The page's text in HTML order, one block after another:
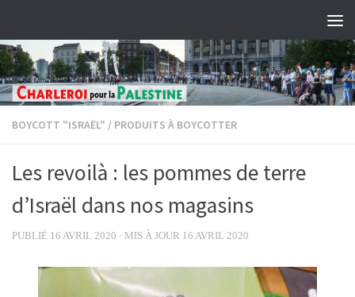
BOYCOTT "ISRAËL" / PRODUITS À BOYCOTTER
Les revoilà : les pommes de terre
d’Israël dans nos magasins
PUBLIÉ 16 AVRIL 2020 · MIS À JOUR 16 AVRIL 2020